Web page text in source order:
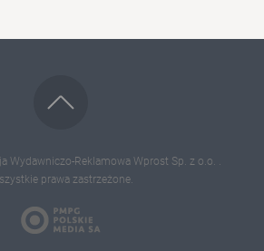
Wydawniczo-Reklamowa Wprost Sp. z o.o. .
prawa zastrzeżone.